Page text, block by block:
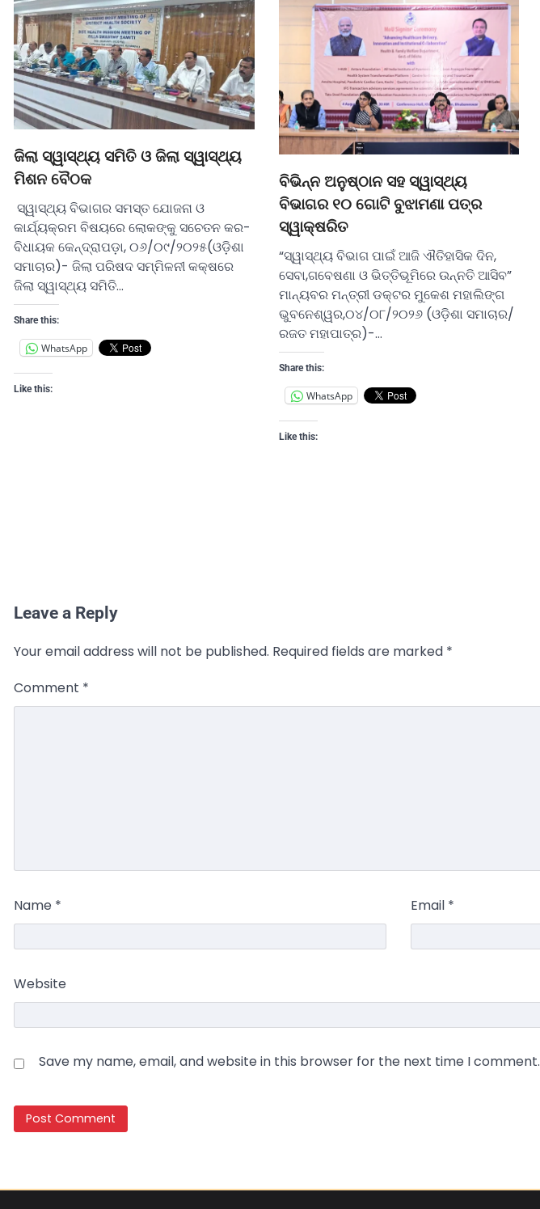
ଜିଲା ସ୍ୱାସ୍ଥ୍ୟ ସମିତି ଓ ଜିଲା ସ୍ୱାସ୍ଥ୍ୟ
ମିଶନ ବୈଠକ
ସ୍ୱାସ୍ଥ୍ୟ ବିଭାଗର ସମସ୍ତ ଯୋଜନା ଓ
କାର୍ଯ୍ୟକ୍ରମ ବିଷୟରେ ଲୋକଙ୍କୁ ସଚେତନ କର-
ବିଧାୟକ କେନ୍ଦ୍ରାପଡ଼ା, ୦୬/୦୯/୨୦୨୫(ଓଡ଼ିଶା
ସମାଚାର)- ଜିଲା ପରିଷଦ ସମ୍ମିଳନୀ କକ୍ଷରେ
ଜିଲା ସ୍ୱାସ୍ଥ୍ୟ ସମିତି…
Share this:
WhatsApp
Like this:
ବିଭିନ୍ନ ଅନୁଷ୍ଠାନ ସହ ସ୍ୱାସ୍ଥ୍ୟ
ବିଭାଗର ୧୦ ଗୋଟି ବୁଝାମଣା ପତ୍ର
ସ୍ୱାକ୍ଷରିତ
“ସ୍ୱାସ୍ଥ୍ୟ ବିଭାଗ ପାଇଁ ଆଜି ଐତିହାସିକ ଦିନ,
ସେବା,ଗବେଷଣା ଓ ଭିତ୍ତିଭୂମିରେ ଉନ୍ନତି ଆସିବ”
ମାନ୍ୟବର ମନ୍ତ୍ରୀ ଡକ୍ଟର ମୁକେଶ ମହାଲିଙ୍ଗ
ଭୁବନେଶ୍ୱର,୦୪/୦୮/୨୦୨୬ (ଓଡ଼ିଶା ସମାଚାର/
ରଜତ ମହାପାତ୍ର)-…
Share this:
WhatsApp
Like this:
Leave a Reply
Your email address will not be published. Required fields are marked *
Comment *
Name * Email *
Website
Save my name, email, and website in this browser for the next time I comment.